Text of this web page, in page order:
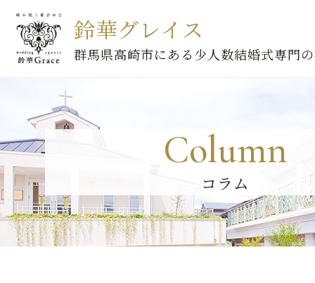
鈴華グレイス
群馬県高崎市にある少人数結婚式専門
Column
コラム